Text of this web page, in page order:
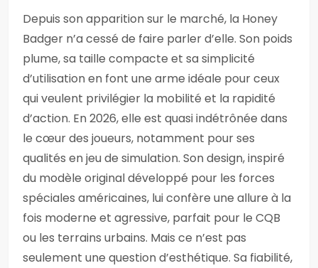
Depuis son apparition sur le marché, la Honey
Badger n’a cessé de faire parler d’elle. Son poids
plume, sa taille compacte et sa simplicité
d’utilisation en font une arme idéale pour ceux
qui veulent privilégier la mobilité et la rapidité
d’action. En 2026, elle est quasi indétrônée dans
le cœur des joueurs, notamment pour ses
qualités en jeu de simulation. Son design, inspiré
du modèle original développé pour les forces
spéciales américaines, lui confère une allure à la
fois moderne et agressive, parfait pour le CQB
ou les terrains urbains. Mais ce n’est pas
seulement une question d’esthétique. Sa fiabilité,